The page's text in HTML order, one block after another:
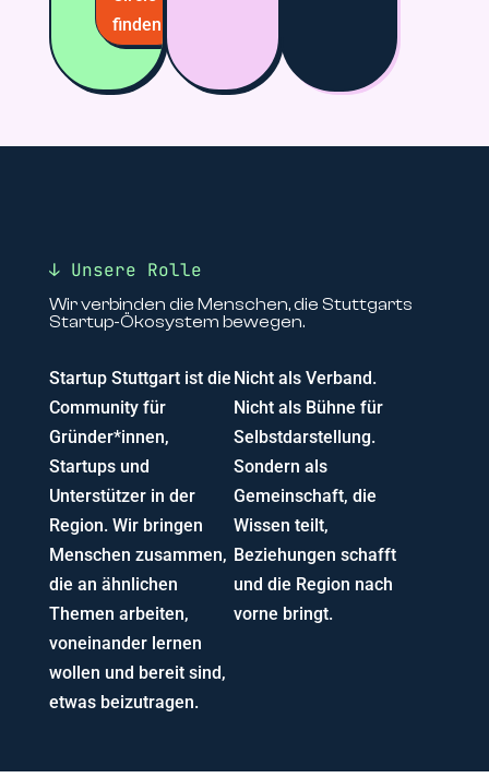
finden
↓ Unsere Rolle
Wir verbinden die Menschen, die Stuttgarts
Startup-Ökosystem bewegen.
Startup Stuttgart ist die
Community für
Gründer*innen,
Startups und
Unterstützer in der
Region. Wir bringen
Menschen zusammen,
die an ähnlichen
Themen arbeiten,
voneinander lernen
wollen und bereit sind,
etwas beizutragen.
Nicht als Verband.
Nicht als Bühne für
Selbstdarstellung.
Sondern als
Gemeinschaft, die
Wissen teilt,
Beziehungen schafft
und die Region nach
vorne bringt.